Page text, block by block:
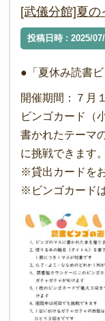
[武儀分館]夏の
投稿日時 : 2025/
●「夏休み読書ビ
開催期間：７月
ビンゴカード（
書かれたテーマ
に挑戦できます。
※貸出カードを
※ビンゴカード